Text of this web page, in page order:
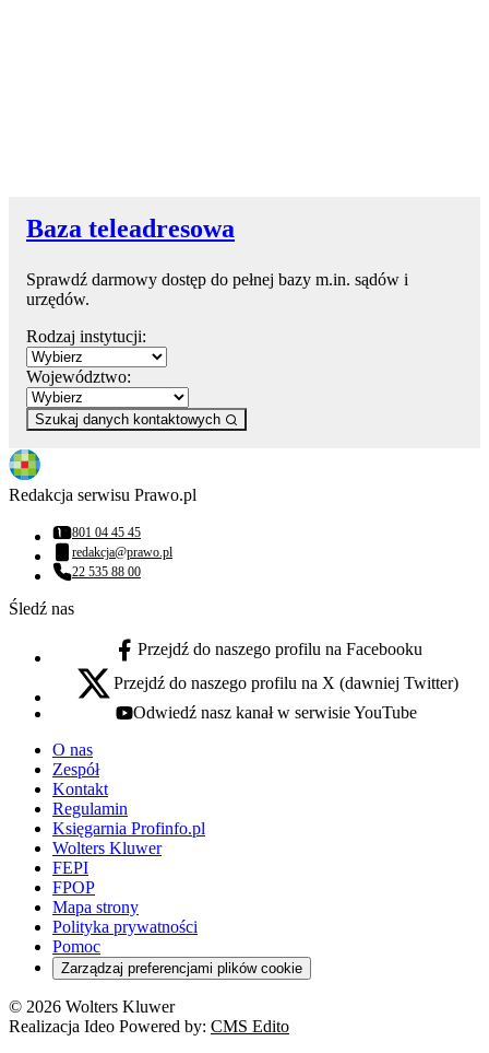
Baza teleadresowa
Sprawdź darmowy dostęp do pełnej bazy m.in. sądów i
urzędów.
Rodzaj instytucji:
Województwo:
Szukaj danych kontaktowych
Redakcja serwisu Prawo.pl
Numer telefonu:
801 04 45 45
Adres email:
redakcja@prawo.pl
Numer telefonu:
22 535 88 00
Śledź nas
facebook - otwiera się w nowej karcie
Przejdź do naszego profilu na Facebooku
x - otwiera się w nowej karcie
Przejdź do naszego profilu na X (dawniej Twitter)
youtube - otwiera się w nowej karcie
Odwiedź nasz kanał w serwisie YouTube
O nas
Zespół
Kontakt
Regulamin
Księgarnia Profinfo.pl
Wolters Kluwer
FEPI
FPOP
Mapa strony
Polityka prywatności
Pomoc
Zarządzaj preferencjami plików cookie
© 2026 Wolters Kluwer
Realizacja Ideo Powered by: CMS Edito